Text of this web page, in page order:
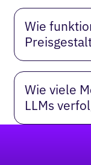
Wie
Wie viele
LLMs